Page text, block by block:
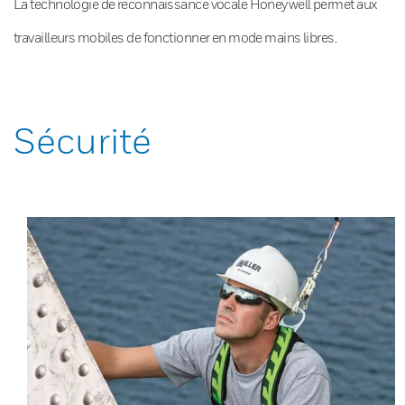
La technologie de reconnaissance vocale Honeywell permet aux
travailleurs mobiles de fonctionner en mode mains libres.
Sécurité